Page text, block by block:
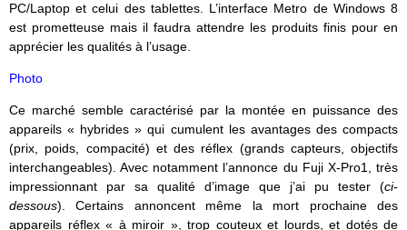
PC/Laptop et celui des tablettes. L’interface Metro de Windows 8
est prometteuse mais il faudra attendre les produits finis pour en
apprécier les qualités à l’usage.
Photo
Ce marché semble caractérisé par la montée en puissance des
appareils « hybrides » qui cumulent les avantages des compacts
(prix, poids, compacité) et des réflex (grands capteurs, objectifs
interchangeables). Avec notamment l’annonce du Fuji X-Pro1, très
impressionnant par sa qualité d’image que j’ai pu tester (ci-
dessous). Certains annoncent même la mort prochaine des
appareils réflex « à miroir », trop couteux et lourds, et dotés de